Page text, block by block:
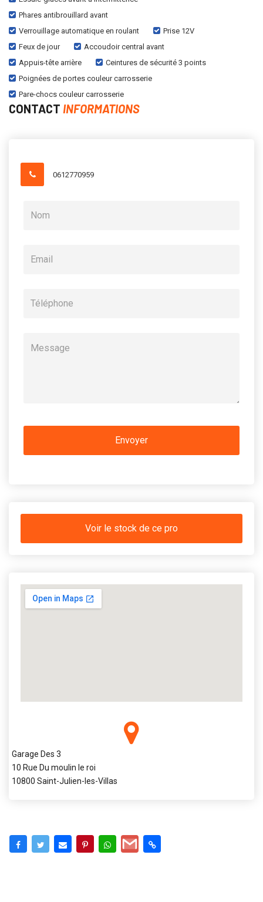
Phares antibrouillard avant
Verrouillage automatique en roulant
Prise 12V
Feux de jour
Accoudoir central avant
Appuis-tête arrière
Ceintures de sécurité 3 points
Poignées de portes couleur carrosserie
Pare-chocs couleur carrosserie
CONTACT INFORMATIONS
0612770959
Voir le stock de ce pro
Garage Des 3
10 Rue Du moulin le roi
10800 Saint-Julien-les-Villas